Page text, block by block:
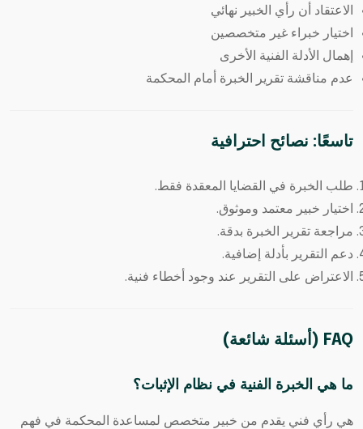
الاعتقاد أن رأي الخبير نهائي
اختيار خبراء غير متخصصين
إهمال الأدلة الفنية الأخرى
عدم مناقشة تقرير الخبرة أمام المحكمة
تاسعًا: نصائح احترافية
طلب الخبرة في القضايا المعقدة فقط.
اختيار خبير معتمد وموثوق.
مراجعة تقرير الخبرة بدقة.
دعم التقرير بأدلة إضافية.
الاعتراض على التقرير عند وجود أخطاء فنية.
FAQ (أسئلة شائعة)
ما هي الخبرة الفنية في نظام الإثبات؟
هي رأي فني يقدم من خبير متخصص لمساعدة المحكمة في فهم